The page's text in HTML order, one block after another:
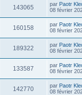
143065 par Paotr
08 février
160158 par Paotr
08 février
189322 par Paotr
08 février
133587 par Paotr
08 février
142770 par Paotr
08 février